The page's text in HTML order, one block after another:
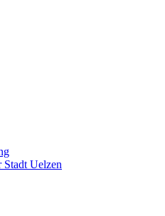
Stadt Uelzen